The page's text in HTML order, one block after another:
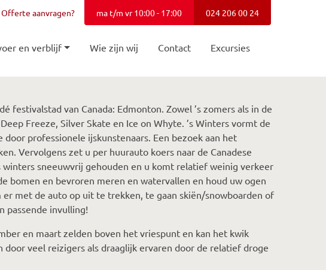
Offerte aanvragen? ma t/m vr 10:00 - 17:00 024 206 00 24
en verblijf Wie zijn wij Contact Excursies
festivalstad van Canada: Edmonton. Zowel ’s zomers als in de
Freeze, Silver Skate en Ice on Whyte. ’s Winters vormt de
professionele ijskunstenaars. Een bezoek aan het
Vervolgens zet u per huurauto koers naar de Canadese
winters sneeuwvrij gehouden en u komt relatief weinig verkeer
bomen en bevroren meren en watervallen en houd uw ogen
met de auto op uit te trekken, te gaan skiën/snowboarden of
passende invulling!
en maart zelden boven het vriespunt en kan het kwik
veel reizigers als draaglijk ervaren door de relatief droge